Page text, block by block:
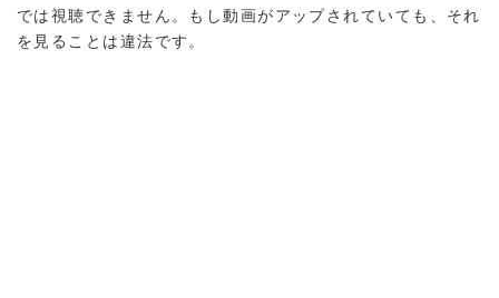
では視聴できません。もし動画がアップされていても、それ
を見ることは違法です。